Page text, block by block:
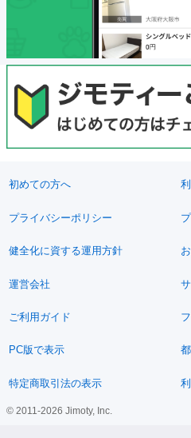
初めての方へ
プライバシーポリシー
健全化に資する運用方針
運営会社
ご利用ガイド
PC版で表示
特定商取引法の表示
© 2011-2026 Jimoty, Inc.